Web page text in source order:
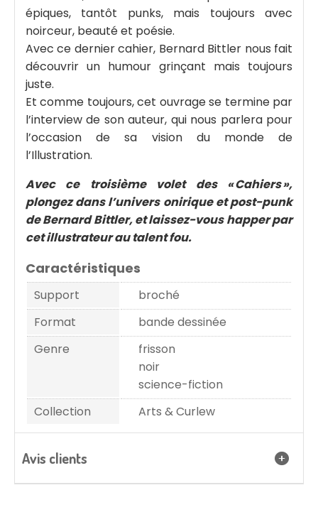
épiques, tantôt punks, mais toujours avec
noirceur, beauté et poésie.
Avec ce dernier cahier, Bernard Bittler nous fait
découvrir un humour grinçant mais toujours
juste.
Et comme toujours, cet ouvrage se termine par
l’interview de son auteur, qui nous parlera pour
l’occasion de sa vision du monde de
l’Illustration.
Avec ce troisième volet des « Cahiers »,
plongez dans l’univers onirique et post-punk
de Bernard Bittler, et laissez-vous happer par
cet illustrateur au talent fou.
Caractéristiques
Support
broché
Format
bande dessinée
Genre
frisson
noir
science-fiction
Collection
Arts & Curlew
Avis clients